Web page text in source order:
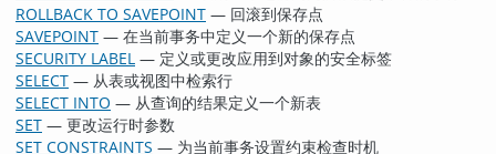
ROLLBACK TO SAVEPOINT — 回滚到保存点
SAVEPOINT — 在当前事务中定义一个新的保存点
SECURITY LABEL — 定义或更改应用到对象的安全标签
SELECT — 从表或视图中检索行
SELECT INTO — 从查询的结果定义一个新表
SET — 更改运行时参数
SET CONSTRAINTS — 为当前事务设置约束检查时机